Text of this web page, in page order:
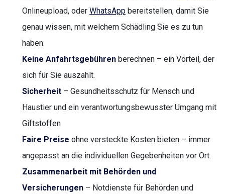
Onlineupload, oder WhatsApp bereitstellen, damit Sie
genau wissen, mit welchem Schädling Sie es zu tun
haben.
Keine Anfahrtsgebühren berechnen – ein Vorteil, der
sich für Sie auszahlt.
Sicherheit – Gesundheitsschutz für Mensch und
Haustier und ein verantwortungsbewusster Umgang mit
Giftstoffen
Faire Preise ohne versteckte Kosten bieten – immer
angepasst an die individuellen Gegebenheiten vor Ort.
Zusammenarbeit mit Behörden und
Versicherungen – Notdienste für Behörden und